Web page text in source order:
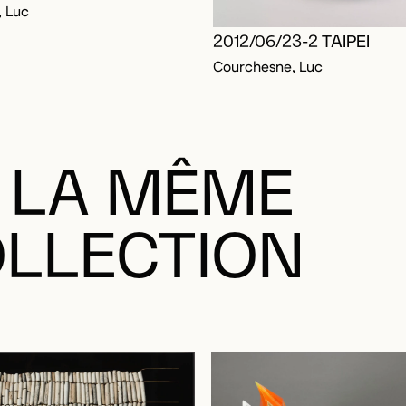
Luc
2012/06/23-2 TAIPEI
Courchesne, Luc
LA MÊME